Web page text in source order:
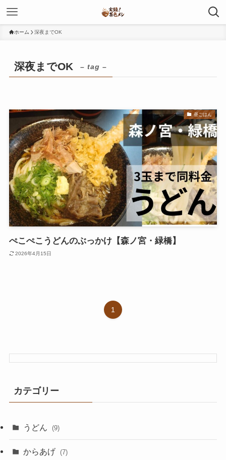
ホーム 深夜までOK
深夜までOK – tag –
昼ごはん
ぺこぺこうどんのぶっかけ【森ノ宮・緑橋】
2026年4月15日
1
カテゴリー
うどん (9)
からあげ (7)